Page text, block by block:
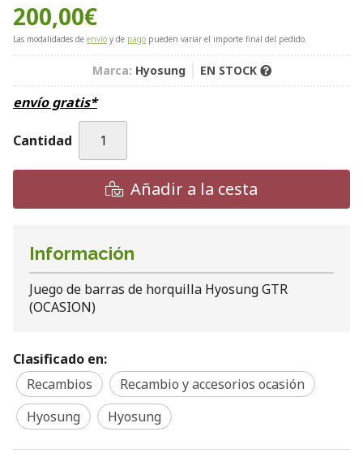
200,00€
Las modalidades de envío y de pago pueden variar el importe final del pedido.
Marca: Hyosung EN STOCK
envío gratis*
Cantidad
Añadir a la cesta
Información
Juego de barras de horquilla Hyosung GTR
(OCASION)
Clasificado en:
Recambios
Recambio y accesorios ocasión
Hyosung
Hyosung